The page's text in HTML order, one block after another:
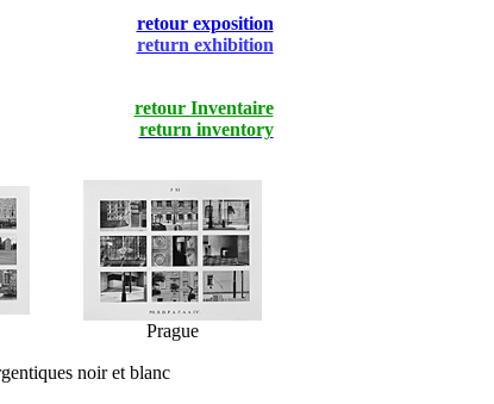
retour exposition
return exhibition
retour Inventaire
return inventory
Prague
noir et blanc